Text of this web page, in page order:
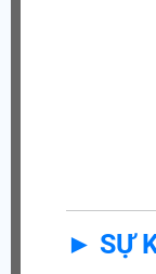
► SỰ